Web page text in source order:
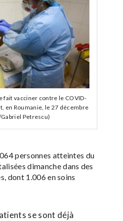
fait vacciner contre le COVID-
en Roumanie, le 27 décembre
Petrescu)
personnes atteintes du
dimanche dans des
dont 1.006 en soins
se sont déjà